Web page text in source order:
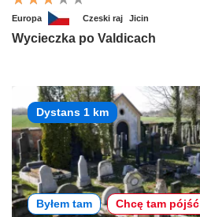
Europa Czeski raj Jicin
Wycieczka po Valdicach
Dystans 1 km
Byłem tam Chcę tam pójść